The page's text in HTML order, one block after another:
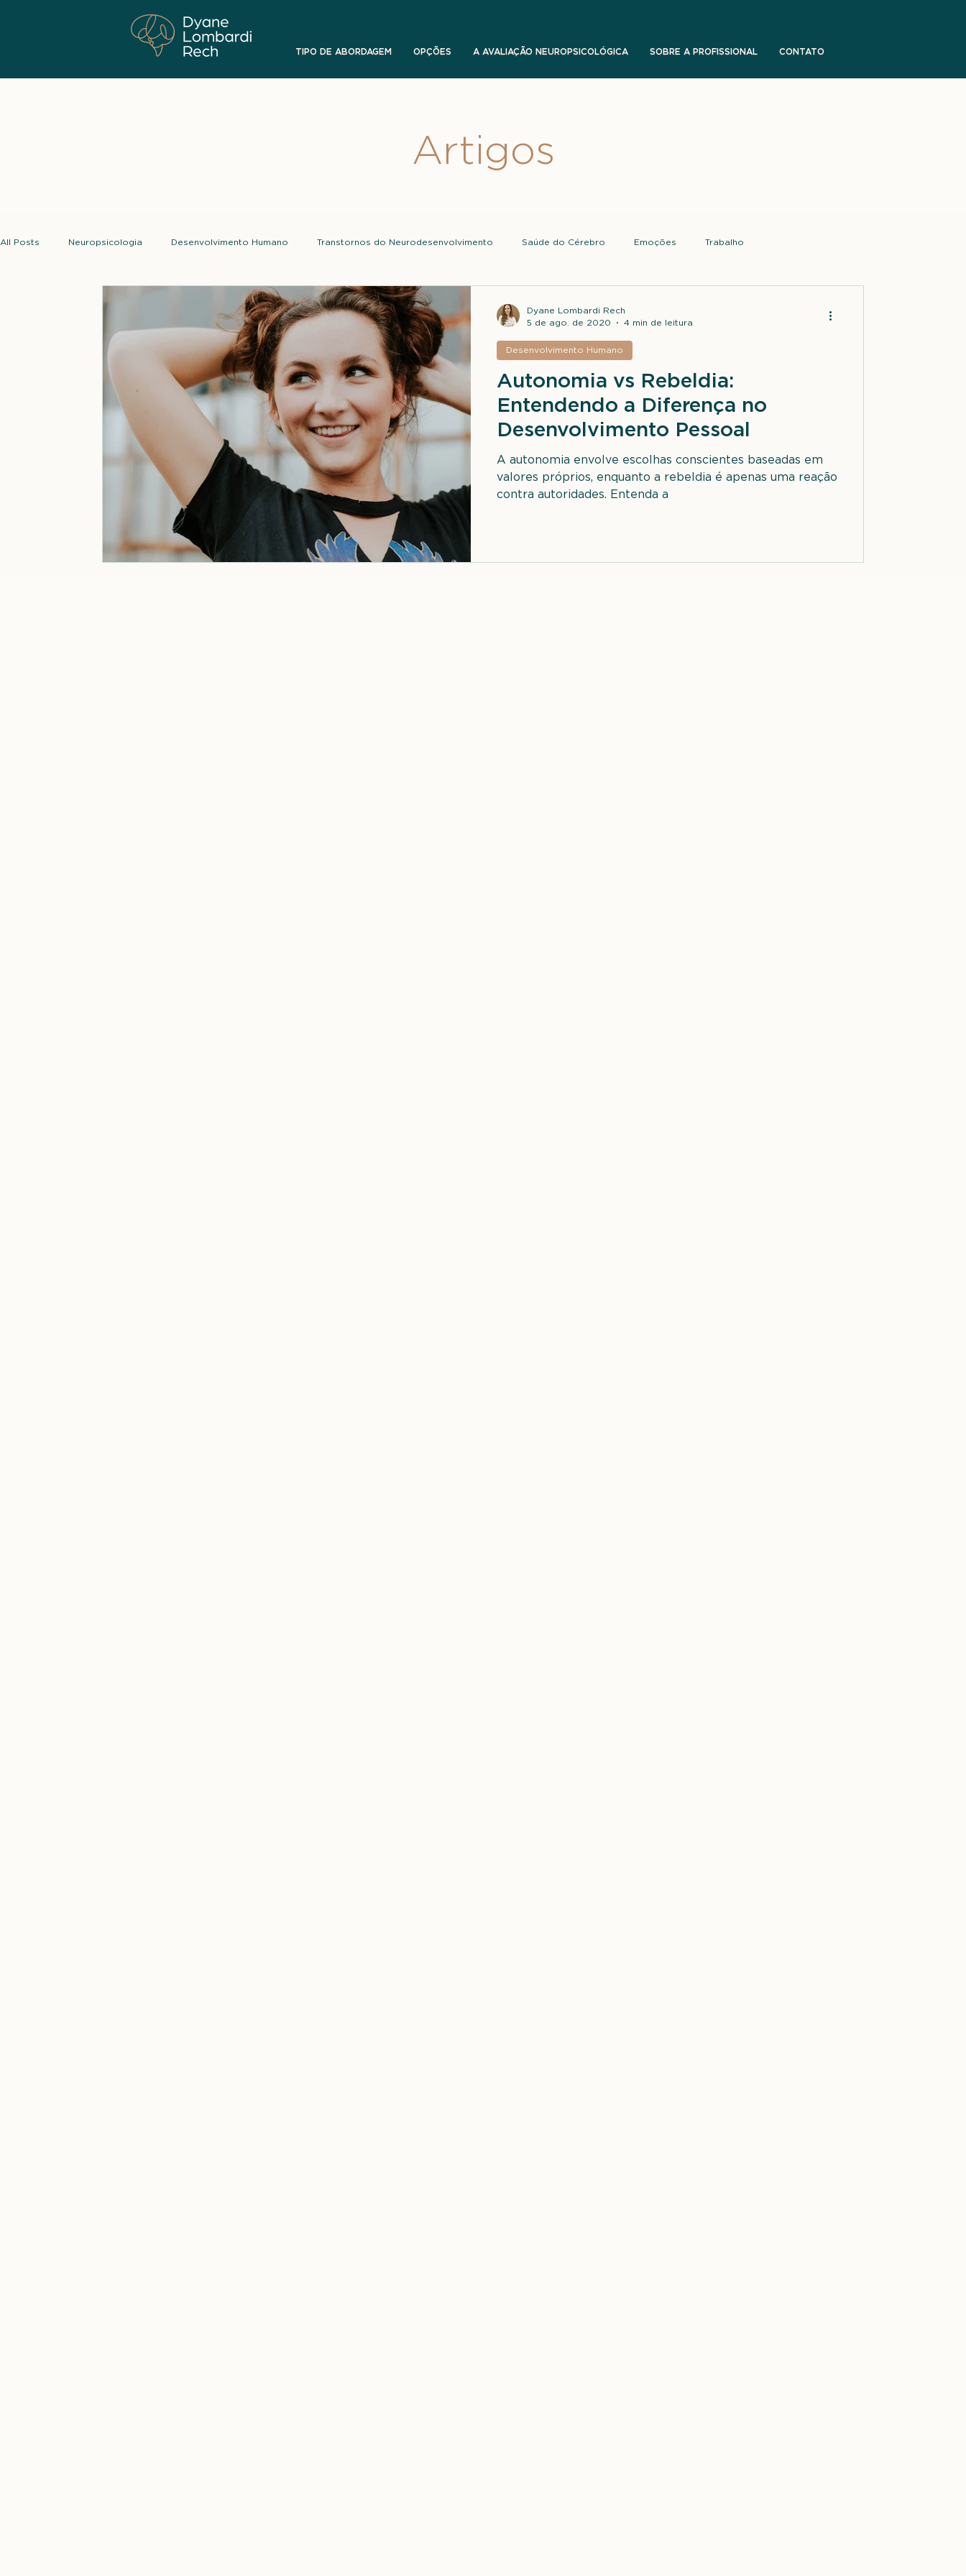
TIPO DE ABORDAGEM OPÇÕES A AVALIAÇÃO NEUROPSICOLÓGICA SOBRE A PROFISSIONAL CONTATO
Artigos
All Posts Neuropsicologia Desenvolvimento Humano Transtornos do Neurodesenvolvimento Saúde do Cérebro Emoções Trabalho
Autonomia vs Rebeldia:
Entendendo a Diferença no
Desenvolvimento Pessoal
A autonomia envolve escolhas conscientes baseadas em
valores próprios, enquanto a rebeldia é apenas uma reação
contra autoridades. Entenda a
Desenvolvimento Humano
Dyane Lombardi Rech
5 de ago. de 2020
4 min de leitura